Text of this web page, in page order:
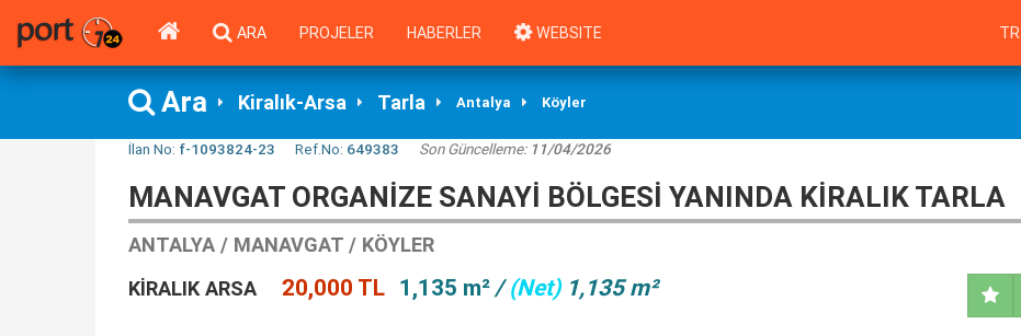
ARA PROJELER HABERLER WEBSITE TR
Ara Kiralık-Arsa Tarla Antalya Köyler
İlan No: f-1093824-23 Ref.No: 649383 Son Güncelleme: 11/04/2026
MANAVGAT ORGANIZE SANAYI BÖLGESI YANINDA KIRALIK TARLA
ANTALYA / MANAVGAT / KÖYLER
KIRALIK ARSA
20,000 TL 1,135 m²/(Net)1,135 m²